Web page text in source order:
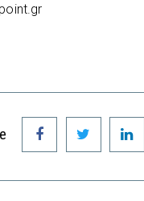
Facebook Twitter